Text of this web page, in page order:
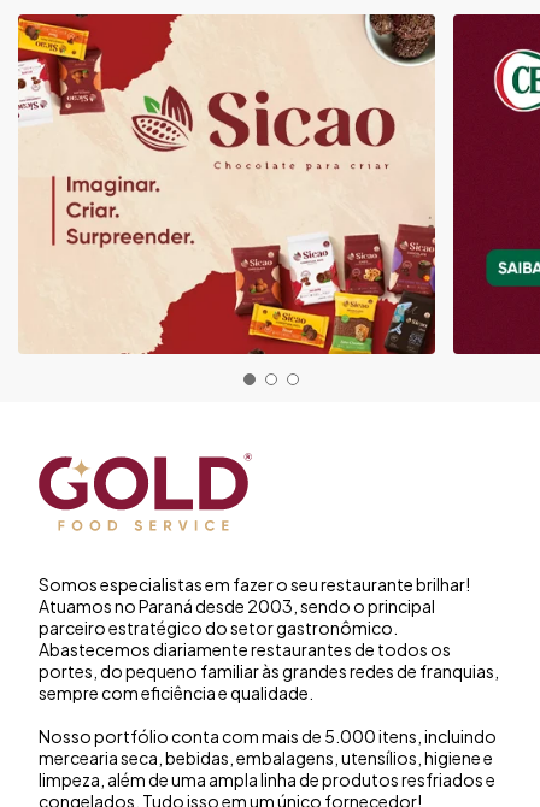
Somos especialistas em fazer o seu restaurante brilhar!
Atuamos no Paraná desde 2003, sendo o principal
parceiro estratégico do setor gastronômico.
Abastecemos diariamente restaurantes de todos os
portes, do pequeno familiar às grandes redes de franquias,
sempre com eficiência e qualidade.
Nosso portfólio conta com mais de 5.000 itens, incluindo
mercearia seca, bebidas, embalagens, utensílios, higiene e
limpeza, além de uma ampla linha de produtos resfriados e
congelados. Tudo isso em um único fornecedor!